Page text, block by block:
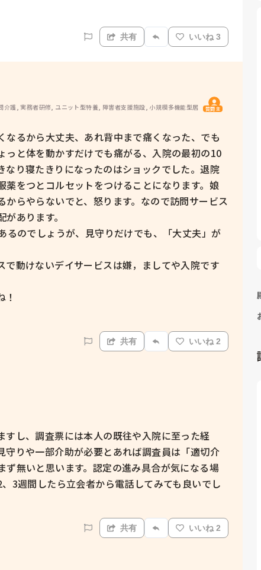
共有 いいね 3
護, 実務者研修, ユニット型特養, 障害者支援施設, 小規模多機能型居 質問主
るから大丈夫、あれ背中まで痛くなった、でも
と体を動かすだけでも痛がる、入院の最初の10
り寝たきりになったのはショックでした。退院
をつとコルセットをつけることになります。娘
らやらないでと、怒ります。なので訪問サービス
あります。
のでしょうが、見守りだけでも、「大丈夫」が
動けないデイサービスは嫌，ましてや入院です
共有 いいね 2
し、調査票には本人の既往や入院に至った経
りや一部介助が必要とあれば調査員は「適切介
無いと思います。認定の進み具合が気になる場
3週間したら立会者から電話してみても良いでし
共有 いいね 2